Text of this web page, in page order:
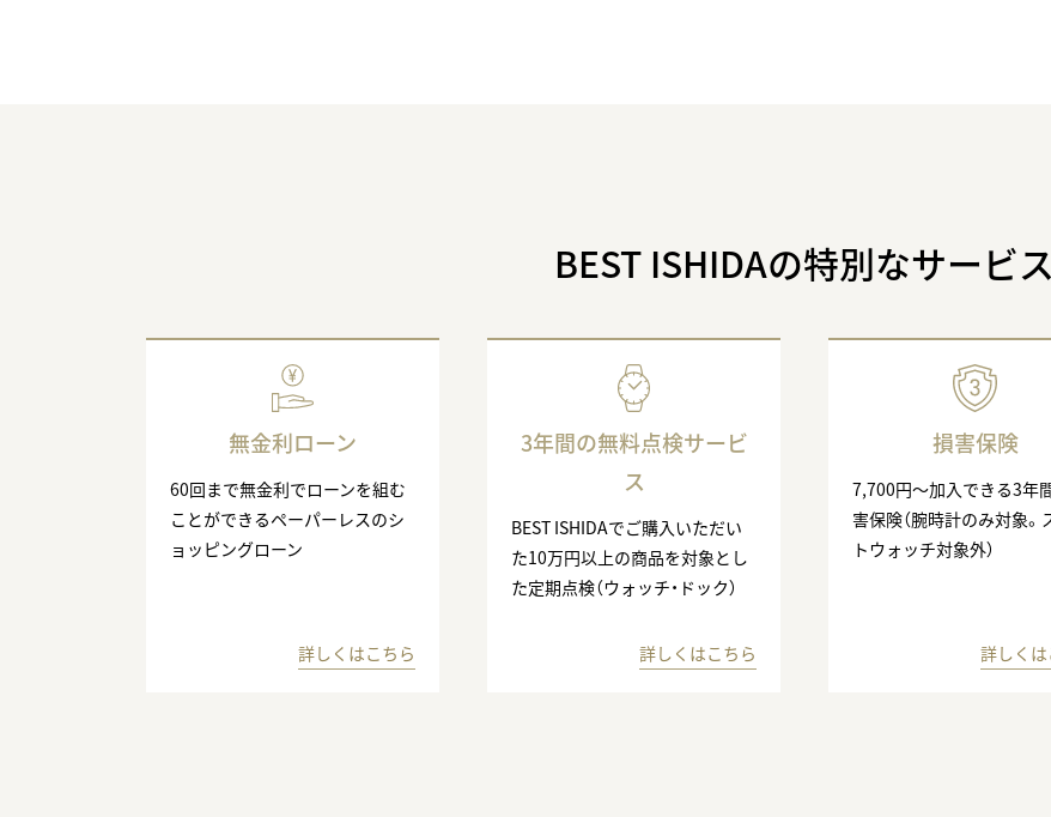
BEST ISHIDAの特別なサービス
無金利ローン
60回まで無金利でローンを組む
ことができるペーパーレスのシ
ョッピングローン
詳しくはこちら
3年間の無料点検サービ
ス
BEST ISHIDAでご購入いただい
た10万円以上の商品を対象とし
た定期点検（ウォッチ・ドック）
詳しくはこちら
損害保険
7,700円〜加入できる3年
害保険（腕時計のみ対象。
トウォッチ対象外）
詳しくは